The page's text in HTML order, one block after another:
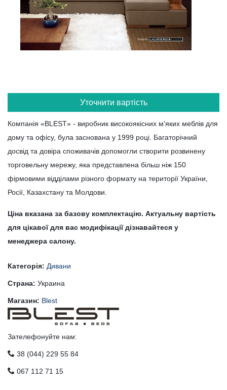
Уточнити вартість
Компанія «BLEST» - виробник високоякісних м'яких меблів для
дому та офісу, була заснована у 1999 році. Багаторічний
досвід та довіра споживачів допомогли створити розвинену
торговельну мережу, яка представлена ​​більш ніж 150
фірмовими відділами різного формату на території України,
Росії, Казахстану та Молдови.
Ціна вказана за базову комплектацію. Актуальну вартість
для цікавої для вас модифікації дізнавайтеся у
менеджера салону.
Категорія: Дивани
Страна: Украина
Магазин: Blest
Зателефонуйте нам:
38 (044) 229 55 84
067 112 71 15